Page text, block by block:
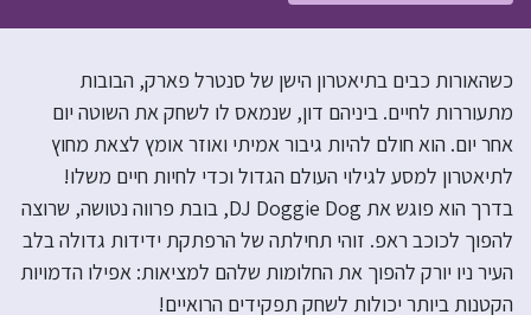
כשהאורות כבים בתיאטרון הישן של סנטרל פארק, הבובות
מתעוררות לחיים. ביניהם דון, שנמאס לו לשחק את השוטה יום
אחר יום. הוא חולם להיות גיבור אמיתי ואוזר אומץ לצאת מחוץ
לתיאטרון למסע לגילוי העולם הגדול וכדי לחיות חיים משלו!
בדרך הוא פוגש את DJ Doggie Dog, בובת פרווה נטושה, שרוצה
להפוך לכוכב ראפ. זוהי תחילתה של הרפתקת ידידות גדולה בלב
העיר ניו יורק להפוך את החלומות שלהם למציאות: אפילו הדמויות
הקטנות ביותר יכולות לשחק תפקידים הרואיים!